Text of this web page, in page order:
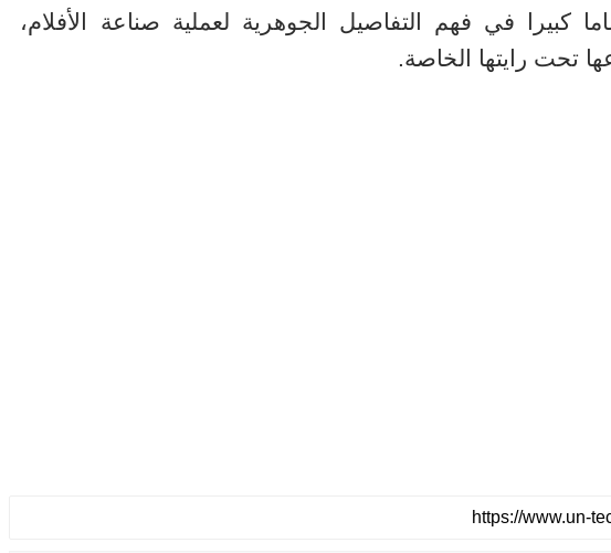
كبيرا في فهم التفاصيل الجوهرية لعملية صناعة الأفلام،
تحت رايتها الخاصة.